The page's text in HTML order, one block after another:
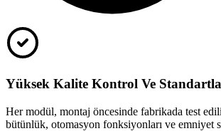
Yüksek Kalite Kontrol Ve
Her modül, montaj öncesinde fabrikada test
bütünlük, otomasyon fonksiyonları ve emniyet